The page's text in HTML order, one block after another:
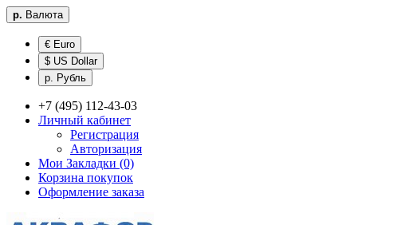
р. Валюта
€ Euro
$ US Dollar
р. Рубль
+7 (495) 112-43-03
Личный кабинет
Регистрация
Авторизация
Мои Закладки (0)
Корзина покупок
Оформление заказа